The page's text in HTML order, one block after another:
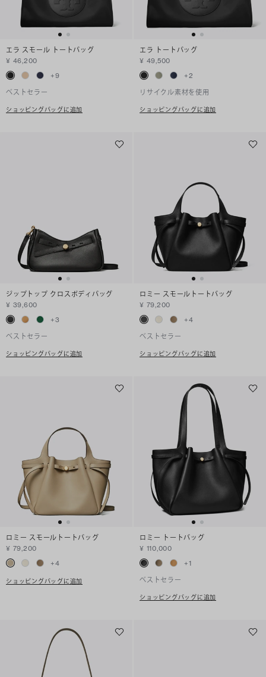
エラ スモール トートバッグ
¥ 46,200
+9
ベストセラー
ショッピングバッグに追加
エラ トートバッグ
¥ 49,500
+2
リサイクル素材を使用
ショッピングバッグに追加
ジップトップ クロスボディバッグ
¥ 39,600
+3
ベストセラー
ショッピングバッグに追加
ロミー スモールトートバッグ
¥ 79,200
+4
ベストセラー
ショッピングバッグに追加
ロミー スモールトートバッグ
¥ 79,200
+4
ショッピングバッグに追加
ロミー トートバッグ
¥ 110,000
+1
ベストセラー
ショッピングバッグに追加